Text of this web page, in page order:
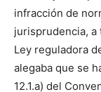
infracción de
jurisprudencia, a
Ley reguladora
alegaba que se
12.1.a) del